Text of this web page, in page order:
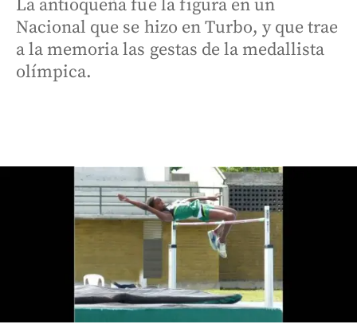
La antioqueña fue la figura en un
Nacional que se hizo en Turbo, y que trae
a la memoria las gestas de la medallista
olímpica.